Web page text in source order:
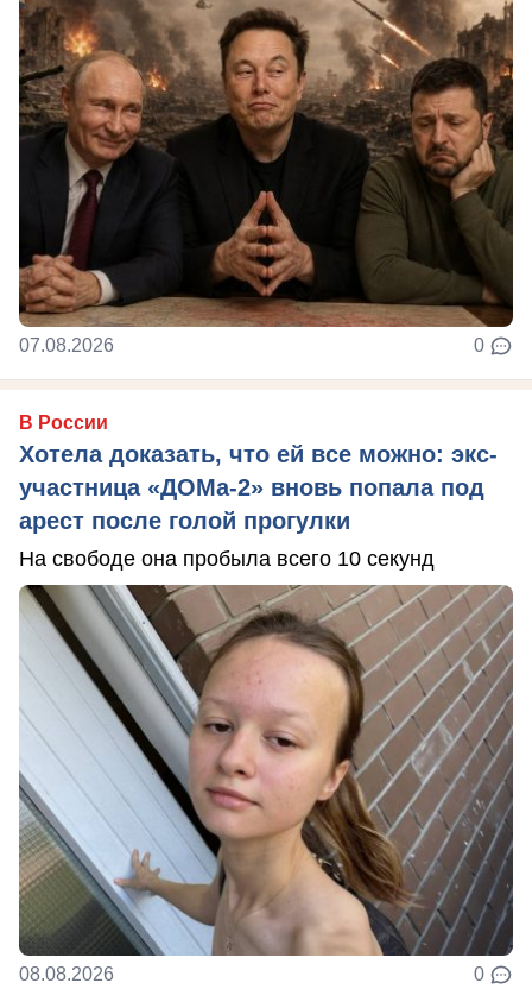
07.08.2026 0
В России
Хотела доказать, что ей все можно: экс-
участница «ДОМа-2» вновь попала под
арест после голой прогулки
На свободе она пробыла всего 10 секунд
08.08.2026 0